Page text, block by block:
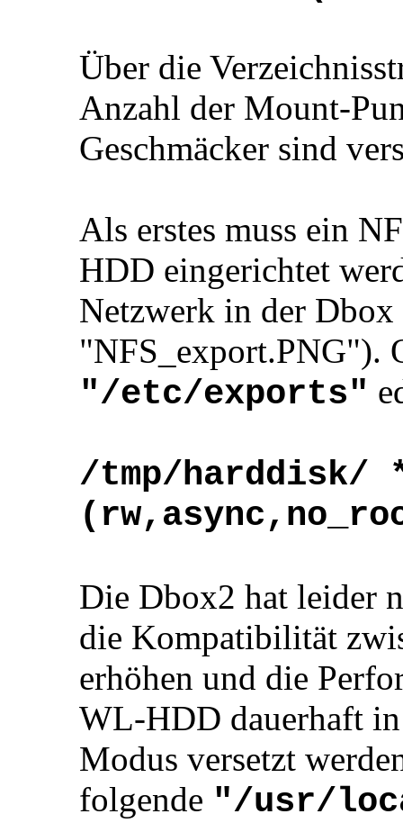
Über die
Anzahl der Mount-
Geschmäcker sind
Als erstes muss ein
HDD eingerichtet
Netzwerk in der Dbox
"NFS_export.PNG").
"/etc/exports"
/tmp/harddisk/
Die Dbox2 hat leider
die Kompatibilität
erhöhen und die
WL-HDD dauerhaft
Modus versetzt
folgende "/usr/